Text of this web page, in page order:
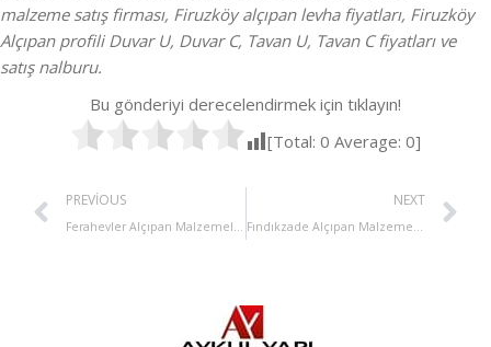
malzeme satış firması, Firuzköy alçıpan levha fiyatları, Firuzköy
Alçıpan profili Duvar U, Duvar C, Tavan U, Tavan C fiyatları ve
satış nalburu.
Bu gönderiyi derecelendirmek için tıklayın!
[Total: 0 Average: 0]
PREVIOUS
Ferahevler Alçıpan Malzemeleri Satışı
NEXT
Fındıkzade Alçıpan Malzemeleri Satışı